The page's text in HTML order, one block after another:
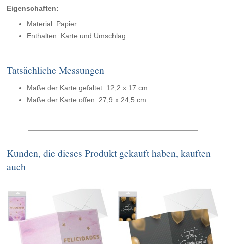
Eigenschaften:
Material: Papier
Enthalten: Karte und Umschlag
Tatsächliche Messungen
Maße der Karte gefaltet: 12,2 x 17 cm
Maße der Karte offen: 27,9 x 24,5 cm
Kunden, die dieses Produkt gekauft haben, kauften
auch